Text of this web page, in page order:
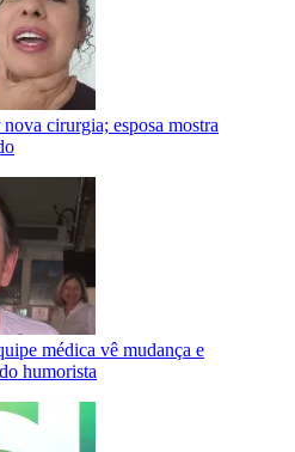
cirurgia; esposa mostra
médica vê mudança e
humorista